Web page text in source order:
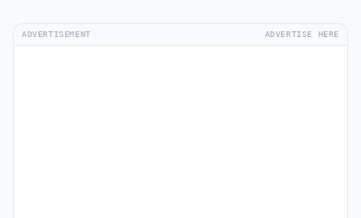
ADVERTISEMENT ADVERTISE HERE